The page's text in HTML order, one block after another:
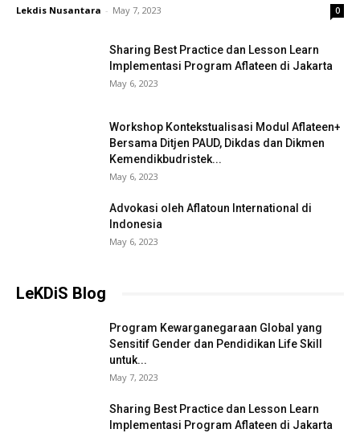
Lekdis Nusantara - May 7, 2023 0
Sharing Best Practice dan Lesson Learn
Implementasi Program Aflateen di Jakarta
May 6, 2023
Workshop Kontekstualisasi Modul Aflateen+
Bersama Ditjen PAUD, Dikdas dan Dikmen
Kemendikbudristek...
May 6, 2023
Advokasi oleh Aflatoun International di
Indonesia
May 6, 2023
LeKDiS Blog
Program Kewarganegaraan Global yang
Sensitif Gender dan Pendidikan Life Skill
untuk...
May 7, 2023
Sharing Best Practice dan Lesson Learn
Implementasi Program Aflateen di Jakarta